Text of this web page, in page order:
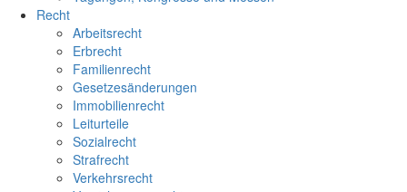
Recht
Arbeitsrecht
Erbrecht
Familienrecht
Gesetzesänderungen
Immobilienrecht
Leiturteile
Sozialrecht
Strafrecht
Verkehrsrecht